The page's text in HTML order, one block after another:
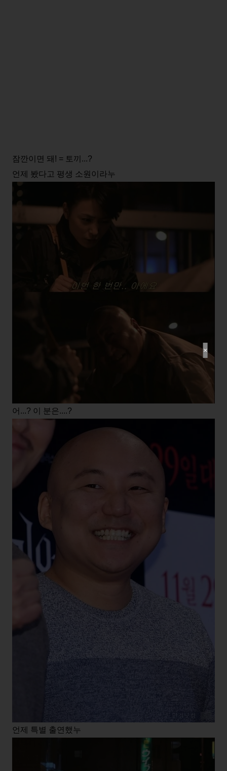
잠깐이면 돼! = 토끼...?
언제 봤다고 평생 소원이라누
어...? 이 분은....?
언제 특별 출연했누
✕